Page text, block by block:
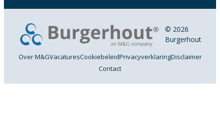
© 2026
Burgerhout
Over M&GVacaturesCookiebeleidPrivacyverklaringDisclaimer
Contact